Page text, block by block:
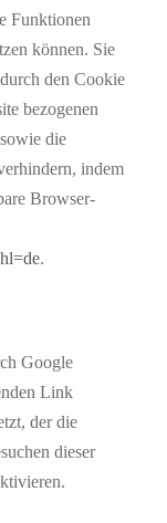
Funktionen
können. Sie
den Cookie
bezogenen
die
indem
Browser-
.
Google
Link
der die
dieser